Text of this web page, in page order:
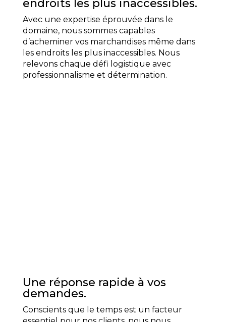
endroits les plus inaccessibles.
Avec une expertise éprouvée dans le
domaine, nous sommes capables
d’acheminer vos marchandises même dans
les endroits les plus inaccessibles. Nous
relevons chaque défi logistique avec
professionnalisme et détermination.
Une réponse rapide à vos
demandes.
Conscients que le temps est un facteur